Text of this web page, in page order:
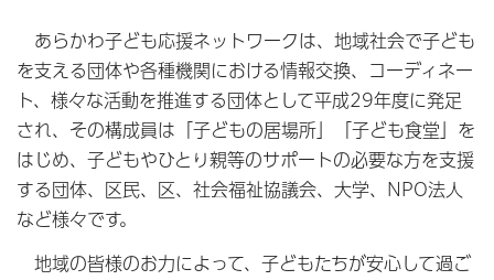
あらかわ子ども応援ネットワークは、地域社会で子ども
を支える団体や各種機関における情報交換、コーディネー
ト、様々な活動を推進する団体として平成29年度に発足
され、その構成員は「子どもの居場所」「子ども食堂」を
はじめ、子どもやひとり親等のサポートの必要な方を支援
する団体、区民、区、社会福祉協議会、大学、NPO法人
など様々です。
地域の皆様のお力によって、子どもたちが安心して過ご